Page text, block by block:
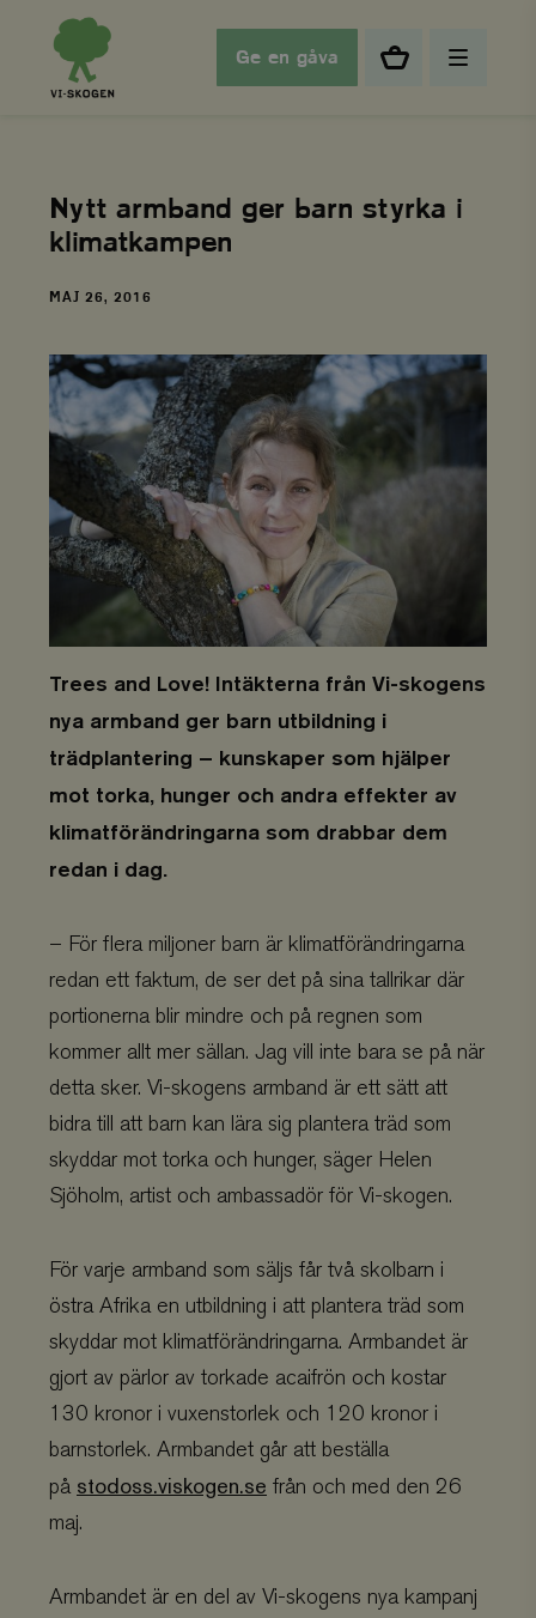
Ge en gåva
Nytt armband ger barn styrka i
klimatkampen
DATUM
MAJ 26, 2016
Trees and Love! Intäkterna från Vi-skogens
nya armband ger barn utbildning i
trädplantering – kunskaper som hjälper
mot torka, hunger och andra effekter av
klimatförändringarna som drabbar dem
redan i dag.
– För flera miljoner barn är klimatförändringarna
redan ett faktum, de ser det på sina tallrikar där
portionerna blir mindre och på regnen som
kommer allt mer sällan. Jag vill inte bara se på när
detta sker. Vi-skogens armband är ett sätt att
bidra till att barn kan lära sig plantera träd som
skyddar mot torka och hunger, säger Helen
Sjöholm, artist och ambassadör för Vi-skogen.
För varje armband som säljs får två skolbarn i
östra Afrika en utbildning i att plantera träd som
skyddar mot klimatförändringarna. Armbandet är
gjort av pärlor av torkade acaifrön och kostar
130 kronor i vuxenstorlek och 120 kronor i
barnstorlek. Armbandet går att beställa
på stodoss.viskogen.se från och med den 26
maj.
Armbandet är en del av Vi-skogens nya kampanj